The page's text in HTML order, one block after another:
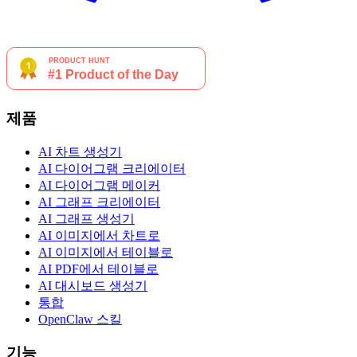
제품
AI 차트 생성기
AI 다이어그램 크리에이터
AI 다이어그램 메이커
AI 그래프 크리에이터
AI 그래프 생성기
AI 이미지에서 차트로
AI 이미지에서 테이블로
AI PDF에서 테이블로
AI 대시보드 생성기
통합
OpenClaw 스킬
기능